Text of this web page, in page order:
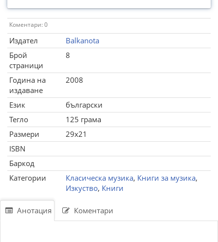
Коментари: 0
Издател
Balkanota
Брой
страници
8
Година на
издаване
2008
Език
български
Тегло
125 грама
Размери
29x21
ISBN
Баркод
Категории
Класическа музика, Книги за музика,
Изкуство, Книги
Анотация Коментари